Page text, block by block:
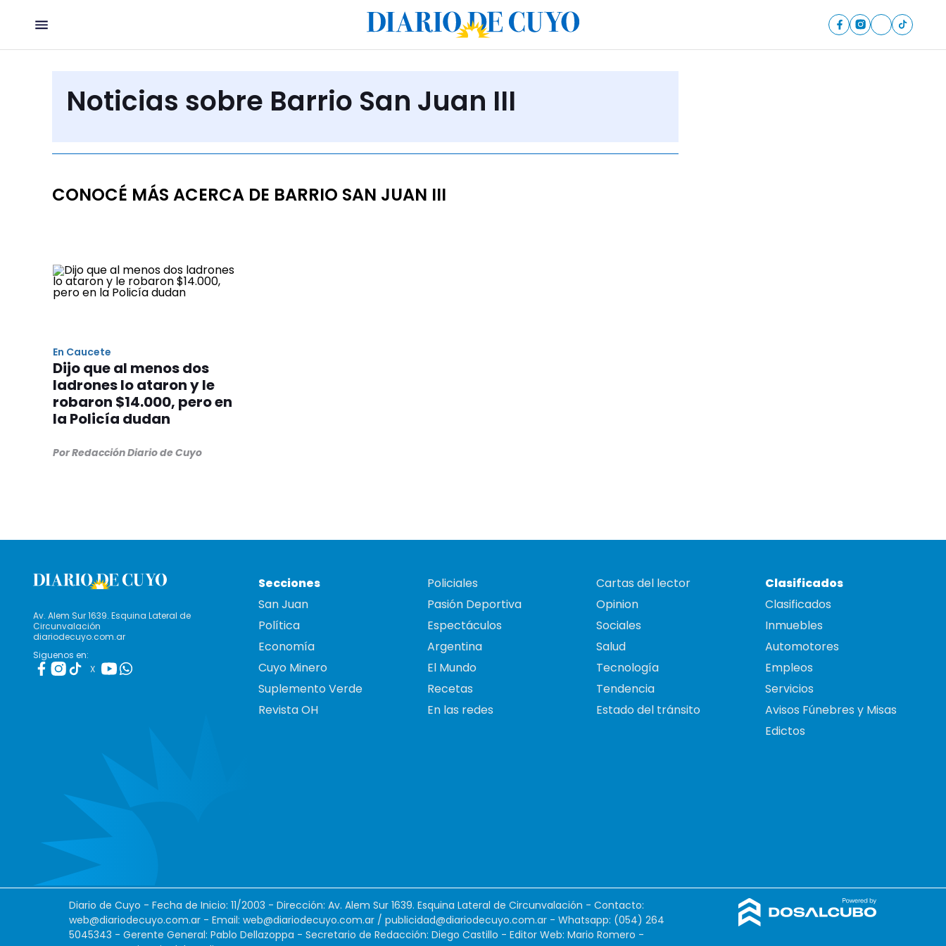
Noticias sobre Barrio San Juan III
CONOCÉ MÁS ACERCA DE BARRIO SAN JUAN III
En Caucete
Dijo que al menos dos
ladrones lo ataron y le
robaron $14.000, pero en
la Policía dudan
Por Redacción Diario de Cuyo
Av. Alem Sur 1639. Esquina Lateral de
Circunvalación
diariodecuyo.com.ar
Siguenos en:
X
Secciones
San Juan
Política
Economía
Cuyo Minero
Suplemento Verde
Revista OH
Policiales
Pasión Deportiva
Espectáculos
Argentina
El Mundo
Recetas
En las redes
Cartas del lector
Opinion
Sociales
Salud
Tecnología
Tendencia
Estado del tránsito
Clasificados
Clasificados
Inmuebles
Automotores
Empleos
Servicios
Avisos Fúnebres y Misas
Edictos
Diario de Cuyo - Fecha de Inicio: 11/2003 - Dirección: Av. Alem Sur 1639. Esquina Lateral de Circunvalación - Contacto:
web@diariodecuyo.com.ar - Email: web@diariodecuyo.com.ar / publicidad@diariodecuyo.com.ar - Whatsapp: (054) 264
5045343 - Gerente General: Pablo Dellazoppa - Secretario de Redacción: Diego Castillo - Editor Web: Mario Romero -